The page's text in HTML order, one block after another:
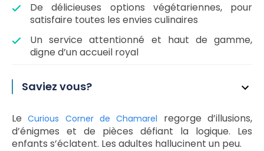
De délicieuses options végétariennes, pour
satisfaire toutes les envies culinaires
Un service attentionné et haut de gamme,
digne d’un accueil royal
Saviez vous?
LeCurious Corner de Chamarel regorge d’illusions,
d’énigmes et de pièces défiant la logique. Les
enfants s’éclatent. Les adultes hallucinent un peu.